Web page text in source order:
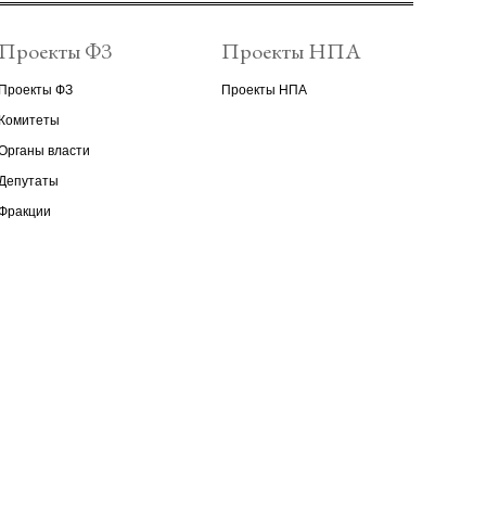
Проекты ФЗ
Проекты ФЗ
Комитеты
власти
Проекты НПА
Проекты НПА